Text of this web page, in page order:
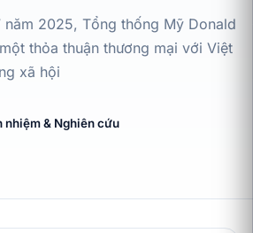
năm 2025, Tổng thống Mỹ Donald
thỏa thuận thương mại với Việt
xã hội
nhiệm & Nghiên cứu